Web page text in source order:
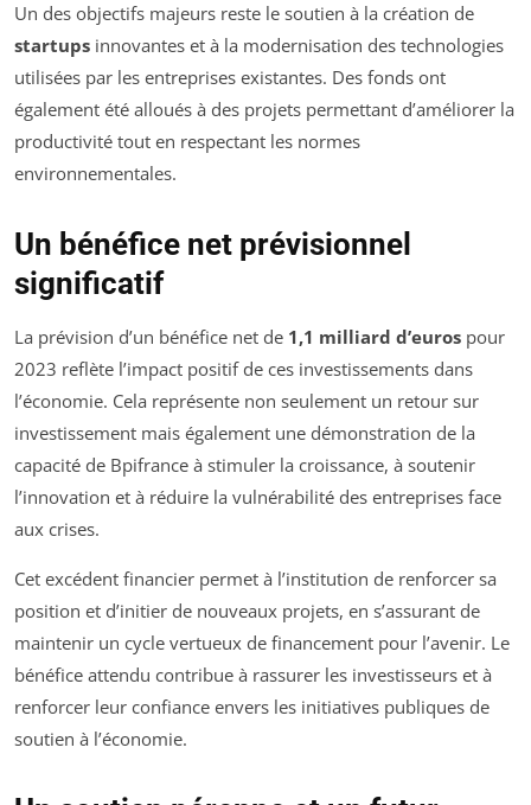
Un des objectifs majeurs reste le soutien à la création de
startups innovantes et à la modernisation des technologies
utilisées par les entreprises existantes. Des fonds ont
également été alloués à des projets permettant d’améliorer la
productivité tout en respectant les normes
environnementales.
Un bénéfice net prévisionnel
significatif
La prévision d’un bénéfice net de 1,1 milliard d’euros pour
2023 reflète l’impact positif de ces investissements dans
l’économie. Cela représente non seulement un retour sur
investissement mais également une démonstration de la
capacité de Bpifrance à stimuler la croissance, à soutenir
l’innovation et à réduire la vulnérabilité des entreprises face
aux crises.
Cet excédent financier permet à l’institution de renforcer sa
position et d’initier de nouveaux projets, en s’assurant de
maintenir un cycle vertueux de financement pour l’avenir. Le
bénéfice attendu contribue à rassurer les investisseurs et à
renforcer leur confiance envers les initiatives publiques de
soutien à l’économie.